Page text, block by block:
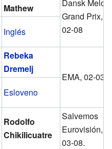
Mathew
Dansk Melodi
Grand Prix,
02-08
Inglés
Rebeka
Dremelj
EMA, 02-03-
Esloveno
Rodolfo
Chikilicuatre
Salvemos
Eurovisión,
03-08.